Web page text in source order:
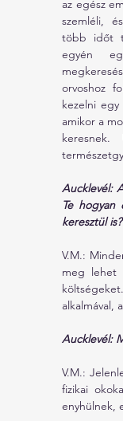
az egész
szemléli,
több időt
egyén
orvoshoz
kezelni
amikor a
Aucklevél:
Te
keresztül is?
V.M.:
meg lehet
alkalmával,
Aucklevél:
V.M.:
fizikai
enyhülnek,